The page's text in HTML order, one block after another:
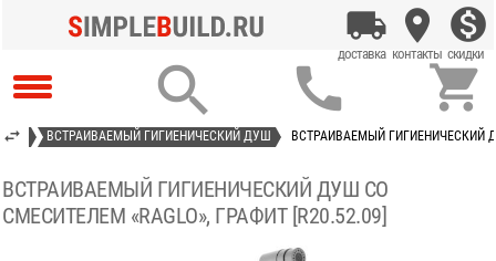
  
ВСТРАИВАЕМЫЙ ГИГИЕНИЧЕСКИЙ ДУШ ВСТРАИВАЕМЫЙ ГИГИЕНИЧЕСКИЙ
ВСТРАИВАЕМЫЙ ГИГИЕНИЧЕСКИЙ ДУШ СО
СМЕСИТЕЛЕМ «RAGLO», ГРАФИТ [R20.52.09]